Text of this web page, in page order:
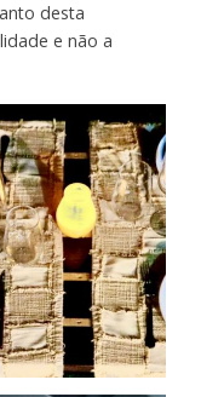
desta
e não a